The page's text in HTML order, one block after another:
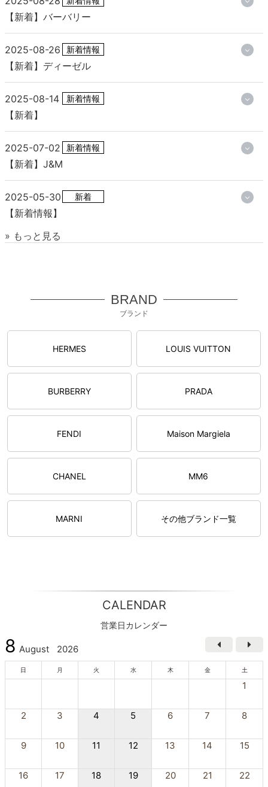
【新着】バーバリー
2025-08-26 新着情報
【新着】ディーゼル
2025-08-14 新着情報
【新着】
2025-07-02 新着情報
【新着】J&M
2025-05-30 新着
【新着情報】
» もっと見る
BRAND
ブランド
HERMES LOUIS VUITTON
BURBERRY PRADA
FENDI Maison Margiela
CHANEL MM6
MARNI その他ブランド一覧
CALENDAR
営業日カレンダー
8 August 2026
日 月 火 水 木 金 土
1
2 3 4 5 6 7 8
9 10 11 12 13 14 15
16 17 18 19 20 21 22